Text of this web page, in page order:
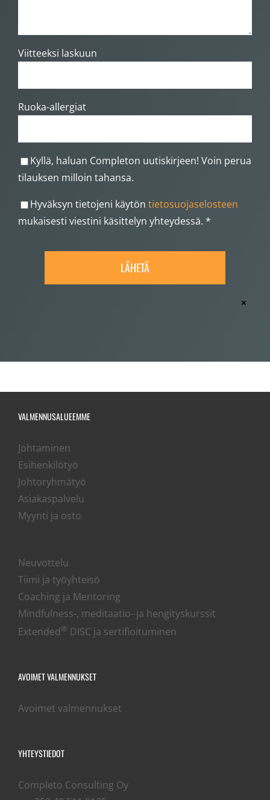
Viitteeksi laskuun
Ruoka-allergiat
Kyllä, haluan Completon uutiskirjeen! Voin perua
tilauksen milloin tahansa.
Hyväksyn tietojeni käytön tietosuojaselosteen
mukaisesti viestini käsittelyn yhteydessä. *
×
VALMENNUSALUEEMME
Johtaminen
Esihenkilötyö
Johtoryhmätyö
Asiakaspalvelu
Myynti ja osto
Neuvottelu
Tiimi ja työyhteisö
Coaching ja Mentoring
Mindfulness-, meditaatio- ja hengityskurssit
Extended® DISC ja sertifioituminen
AVOIMET VALMENNUKSET
Avoimet valmennukset
YHTEYSTIEDOT
Completo Consulting Oy